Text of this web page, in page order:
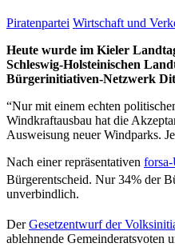
Piratenpartei Wirtschaft und
Heute wurde im Kieler
Schleswig-Holsteinischen
Bürgerinitiativen-Netzwerk
“Nur mit einem echten
Windkraftausbau hat die
Ausweisung neuer Windparks.
Nach einer repräsentativen
Bürgerentscheid. Nur 34% der
unverbindlich.
DerGesetzentwurf der
ablehnende Gemeinderatsvoten